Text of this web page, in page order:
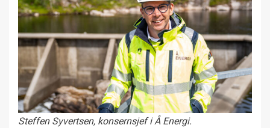
Steffen Syvertsen, konsernsjef i Å Energi.